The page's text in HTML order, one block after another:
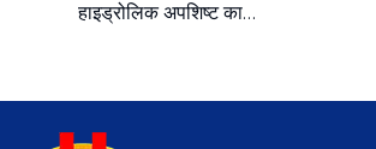
हाइड्रोलिक अपशिष्ट कार्डबोर्ड प्लास्टिक बेलर उच्च दक्षता